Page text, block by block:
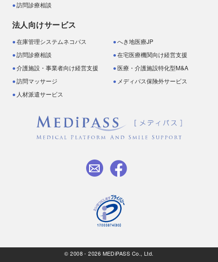
訪問診療相談
法人向けサービス
在庫管理システムネコパス
へき地医療JP
訪問診療相談
在宅医療機関向け経営支援
介護施設・事業者向け経営支援
医療・介護施設特化型M&A
訪問マッサージ
メディパス保険外サービス
人材派遣サービス
© 2008 - 2026 MEDiPASS Co., Ltd.